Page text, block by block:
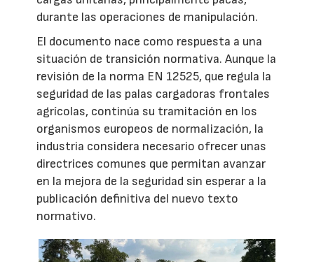
durante las operaciones de manipulación.
El documento nace como respuesta a una
situación de transición normativa. Aunque la
revisión de la norma EN 12525, que regula la
seguridad de las palas cargadoras frontales
agrícolas, continúa su tramitación en los
organismos europeos de normalización, la
industria considera necesario ofrecer unas
directrices comunes que permitan avanzar
en la mejora de la seguridad sin esperar a la
publicación definitiva del nuevo texto
normativo.